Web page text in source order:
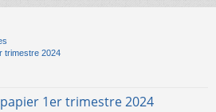
trimestre 2024
1er trimestre 2024